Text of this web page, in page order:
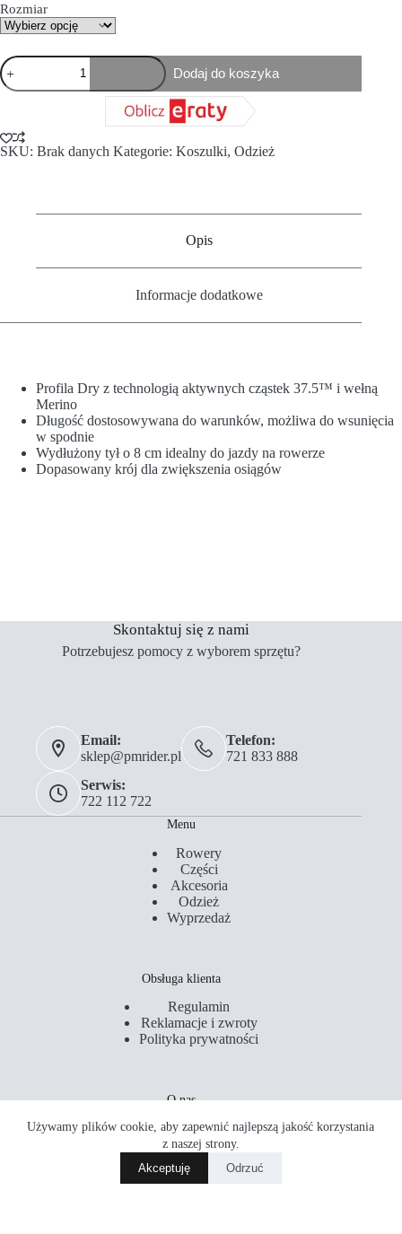
Używamy plików cookie, aby zapewnić najlepszą jakość korzystania
z naszej strony.
Akceptuję
Odrzuć
Rozmiar
Dodaj do koszyka
SKU: Brak danych Kategorie: Koszulki, Odzież
Opis
Informacje dodatkowe
Profila Dry z technologią aktywnych cząstek 37.5™ i wełną
Merino
Długość dostosowywana do warunków, możliwa do wsunięcia
w spodnie
Wydłużony tył o 8 cm idealny do jazdy na rowerze
Dopasowany krój dla zwiększenia osiągów
Skontaktuj się z nami
Potrzebujesz pomocy z wyborem sprzętu?
Email:
sklep@pmrider.pl
Telefon:
721 833 888
Serwis:
722 112 722
Menu
Rowery
Części
Akcesoria
Odzież
Wyprzedaż
Obsługa klienta
Regulamin
Reklamacje i zwroty
Polityka prywatności
O nas
Kontakt
Serwis
Sklepy
Akademia Rowerowa